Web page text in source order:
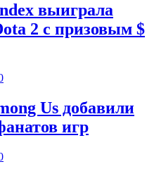
выиграла
2 с призовым $
Us добавили
игр